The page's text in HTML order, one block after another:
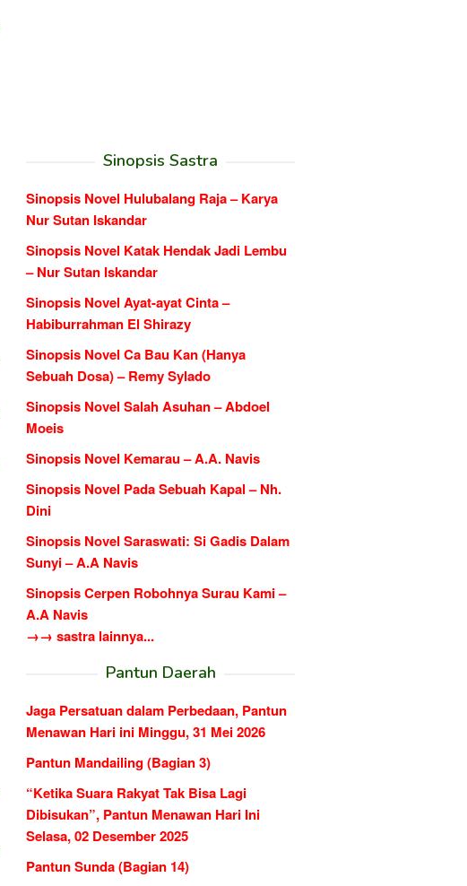
Sinopsis Sastra
Sinopsis Novel Hulubalang Raja – Karya
Nur Sutan Iskandar
Sinopsis Novel Katak Hendak Jadi Lembu
– Nur Sutan Iskandar
Sinopsis Novel Ayat-ayat Cinta –
Habiburrahman El Shirazy
Sinopsis Novel Ca Bau Kan (Hanya
Sebuah Dosa) – Remy Sylado
Sinopsis Novel Salah Asuhan – Abdoel
Moeis
Sinopsis Novel Kemarau – A.A. Navis
Sinopsis Novel Pada Sebuah Kapal – Nh.
Dini
Sinopsis Novel Saraswati: Si Gadis Dalam
Sunyi – A.A Navis
Sinopsis Cerpen Robohnya Surau Kami –
A.A Navis
→→ sastra lainnya...
Pantun Daerah
Jaga Persatuan dalam Perbedaan, Pantun
Menawan Hari ini Minggu, 31 Mei 2026
Pantun Mandailing (Bagian 3)
“Ketika Suara Rakyat Tak Bisa Lagi
Dibisukan”, Pantun Menawan Hari Ini
Selasa, 02 Desember 2025
Pantun Sunda (Bagian 14)